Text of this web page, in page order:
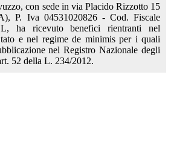
con sede in via Placido Rizzotto 15
P. Iva 04531020826 - Cod. Fiscale
ha ricevuto benefici rientranti nel
e nel regime de minimis per i quali
nel Registro Nazionale degli
52 della L. 234/2012.